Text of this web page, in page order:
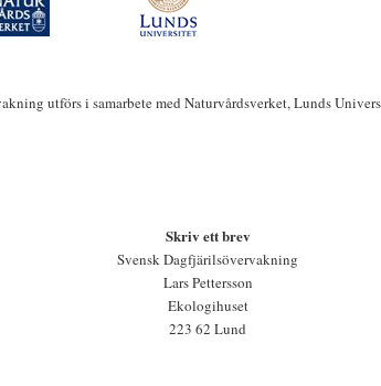
utförs i samarbete med Naturvårdsverket, Lunds
Skriv ett brev
Svensk Dagfjärilsövervakning
Lars Pettersson
Ekologihuset
223 62 Lund